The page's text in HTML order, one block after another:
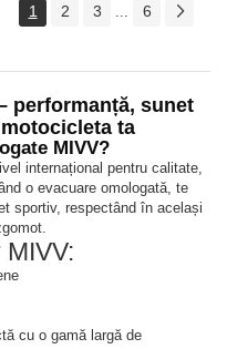
1 2 3 6
performanță, sunet
ta
MIVV?
internațional pentru calitate,
o evacuare omologată, te
sportiv, respectând în același
cu o gamă largă de